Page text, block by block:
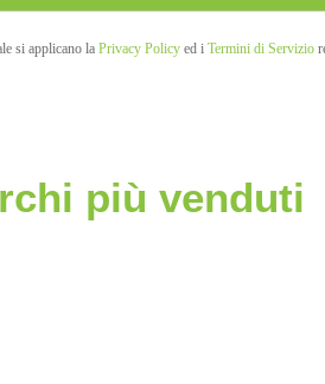
si applicano laPrivacy Policy ed iTermini di Servizio
più venduti